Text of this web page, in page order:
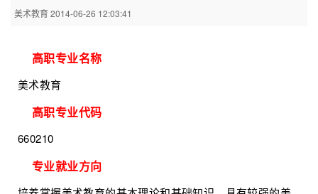
美术教育 2014-06-26 12:03:41
高职专业名称
美术教育
高职专业代码
660210
专业就业方向